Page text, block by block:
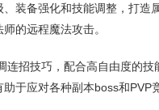
装备强化和技能调整，打造
的远程魔法攻击。
连招技巧，配合高自由度的
于应对各种副本boss和PVP